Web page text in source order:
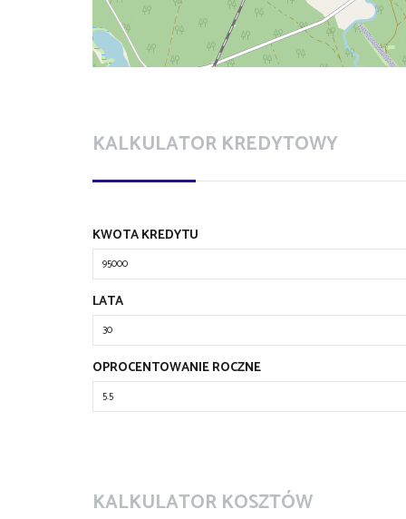
KALKULATOR KREDYTOWY
KWOTA KREDYTU
LATA
OPROCENTOWANIE ROCZNE
KALKULATOR KOSZTÓW